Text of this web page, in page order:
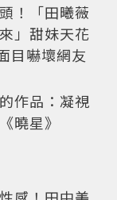
！「田曦薇
」甜妹天花
目嚇壞網友
作品：凝視
曉星》